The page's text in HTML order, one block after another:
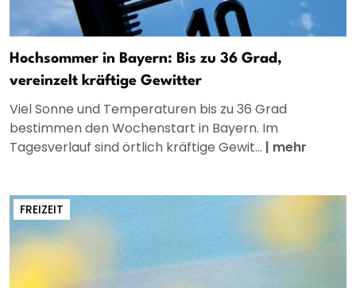
Hochsommer in Bayern: Bis zu 36 Grad,
vereinzelt kräftige Gewitter
Viel Sonne und Temperaturen bis zu 36 Grad
bestimmen den Wochenstart in Bayern. Im
Tagesverlauf sind örtlich kräftige Gewit... | mehr
FREIZEIT